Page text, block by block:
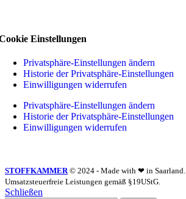
Einstellungen
Privatsphäre-Einstellungen ändern
Historie der Privatsphäre-Einstellungen
Einwilligungen widerrufen
Privatsphäre-Einstellungen ändern
Historie der Privatsphäre-Einstellungen
Einwilligungen widerrufen
STOFFKAMMER© 2024 - Made with ❤ in Saarland.
Umsatzsteuerfreie Leistungen gemäß §19UStG.
Schließen